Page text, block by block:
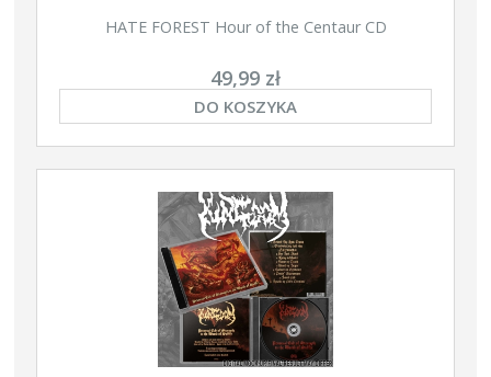
HATE FOREST Hour of the Centaur CD
49,99 zł
DO KOSZYKA